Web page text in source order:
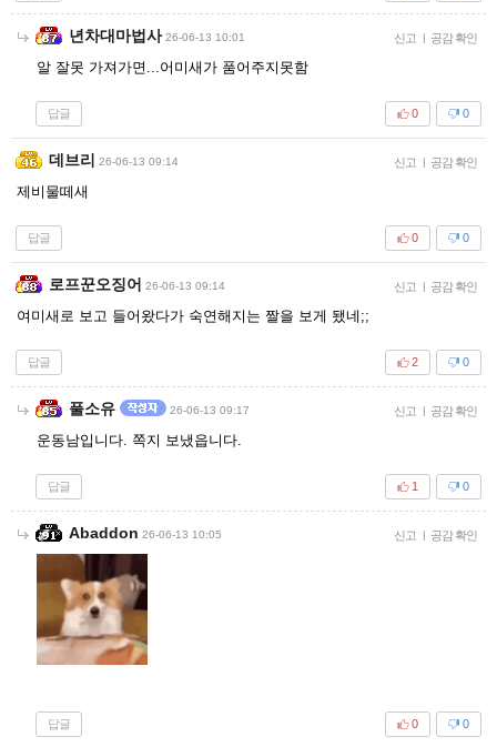
년차대마법사 26-06-13 10:01 신고 | 공감 확인
알 잘못 가져가면...어미새가 품어주지못함
답글 0
0
데브리 26-06-13 09:14 신고 | 공감 확인
제비물떼새
답글 0
0
로프꾼오징어 26-06-13 09:14 신고 | 공감 확인
여미새로 보고 들어왔다가 숙연해지는 짤을 보게 됐네;;
답글 0
2
풀소유 26-06-13 09:17 신고 | 공감 확인
운동남입니다. 쪽지 보냈읍니다.
답글 0
1
Abaddon 26-06-13 10:05 신고 | 공감 확인
답글 0
0